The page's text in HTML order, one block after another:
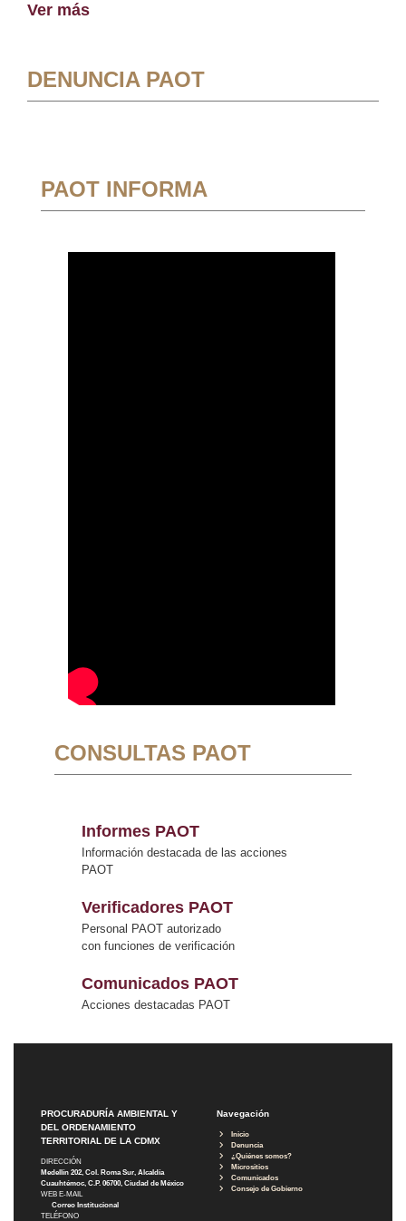
Ver más
DENUNCIA PAOT
PAOT INFORMA
CONSULTAS PAOT
Informes PAOT
Información destacada de las acciones
PAOT
Verificadores PAOT
Personal PAOT autorizado
con funciones de verificación
Comunicados PAOT
Acciones destacadas PAOT
PROCURADURÍA AMBIENTAL Y
DEL ORDENAMIENTO
TERRITORIAL DE LA CDMX
DIRECCIÓN
Medellín 202, Col. Roma Sur, Alcaldía
Cuauhtémoc, C.P. 06700, Ciudad de México
WEB E-MAIL
Correo Institucional
TELÉFONO
Navegación
Inicio
Denuncia
¿Quiénes somos?
Micrositios
Comunicados
Consejo de Gobierno